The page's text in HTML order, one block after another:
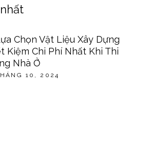
Chọn Vật Liệu Xây Dựng
Kiệm Chi Phí Nhất Khi Thi
Nhà Ở
10, 2024